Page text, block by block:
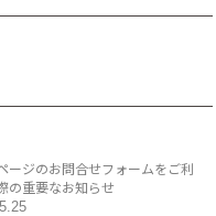
ージのお問合せフォームをご利
の重要なお知らせ